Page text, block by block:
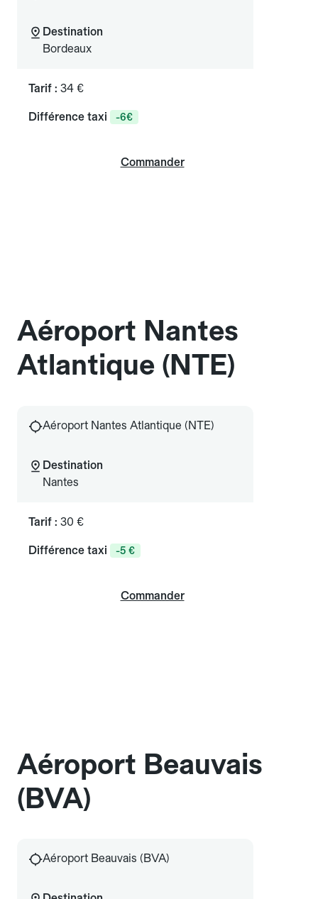
Destination
Bordeaux
Tarif : 34 €
Différence taxi -6€
Commander
Aéroport Nantes
Atlantique (NTE)
Aéroport Nantes Atlantique (NTE)
Destination
Nantes
Tarif : 30 €
Différence taxi -5 €
Commander
Aéroport Beauvais
(BVA)
Aéroport Beauvais (BVA)